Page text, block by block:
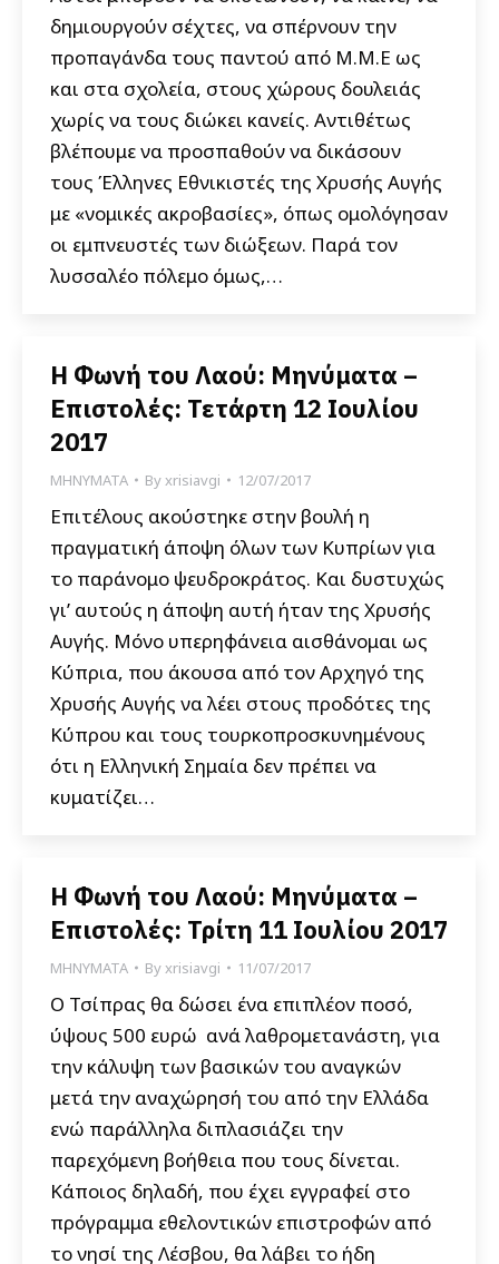
δημιουργούν σέχτες, να σπέρνουν την
προπαγάνδα τους παντού από Μ.Μ.Ε ως
και στα σχολεία, στους χώρους δουλειάς
χωρίς να τους διώκει κανείς. Αντιθέτως
βλέπουμε να προσπαθούν να δικάσουν
τους Έλληνες Εθνικιστές της Χρυσής Αυγής
με «νομικές ακροβασίες», όπως ομολόγησαν
οι εμπνευστές των διώξεων. Παρά τον
λυσσαλέο πόλεμο όμως,…
Η Φωνή του Λαού: Μηνύματα –
Επιστολές: Τετάρτη 12 Ιουλίου
2017
ΜΗΝΥΜΑΤΑ Byxrisiavgi 12/07/2017
Επιτέλους ακούστηκε στην βουλή η
πραγματική άποψη όλων των Κυπρίων για
το παράνομο ψευδροκράτος. Και δυστυχώς
γι’ αυτούς η άποψη αυτή ήταν της Χρυσής
Αυγής. Μόνο υπερηφάνεια αισθάνομαι ως
Κύπρια, που άκουσα από τον Αρχηγό της
Χρυσής Αυγής να λέει στους προδότες της
Κύπρου και τους τουρκοπροσκυνημένους
ότι η Ελληνική Σημαία δεν πρέπει να
κυματίζει…
Η Φωνή του Λαού: Μηνύματα –
Επιστολές: Τρίτη 11 Ιουλίου 2017
ΜΗΝΥΜΑΤΑ Byxrisiavgi 11/07/2017
Ο Τσίπρας θα δώσει ένα επιπλέον ποσό,
ύψους 500 ευρώ ανά λαθρομετανάστη, για
την κάλυψη των βασικών του αναγκών
μετά την αναχώρησή του από την Ελλάδα
ενώ παράλληλα διπλασιάζει την
παρεχόμενη βοήθεια που τους δίνεται.
Κάποιος δηλαδή, που έχει εγγραφεί στο
πρόγραμμα εθελοντικών επιστροφών από
το νησί της Λέσβου, θα λάβει το ήδη